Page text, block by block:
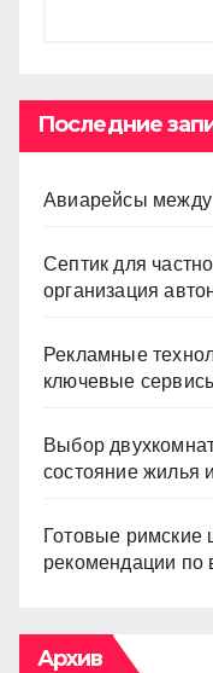
Последние
Авиарейсы между
Септик для
организация
Рекламные
ключевые
Выбор
состояние жилья
Готовые римские
рекомендации по
Архив